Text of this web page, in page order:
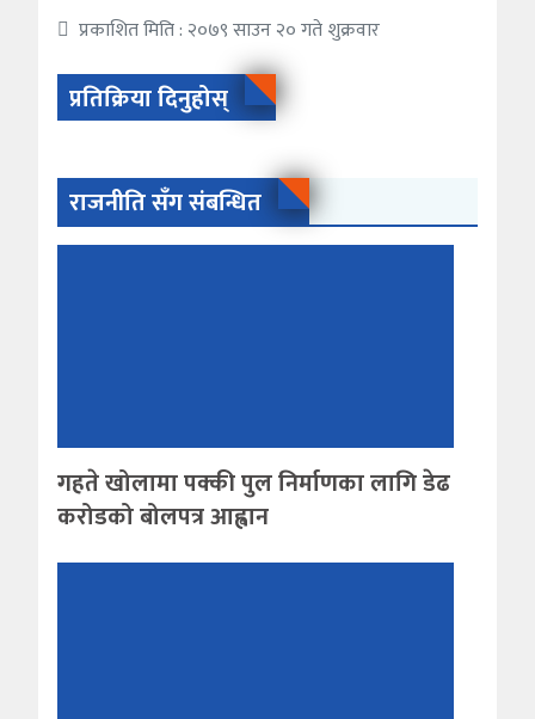
प्रकाशित मिति : २०७९ साउन २० गते शुक्रवार
प्रतिक्रिया दिनुहोस्
राजनीति सँग संबन्धित
गहते खोलामा पक्की पुल निर्माणका लागि डेढ
करोडको बोलपत्र आह्वान